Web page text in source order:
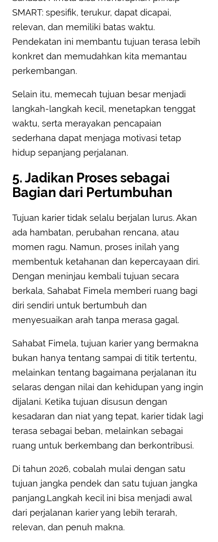
SMART: spesifik, terukur, dapat dicapai,
relevan, dan memiliki batas waktu.
Pendekatan ini membantu tujuan terasa lebih
konkret dan memudahkan kita memantau
perkembangan.
Selain itu, memecah tujuan besar menjadi
langkah-langkah kecil, menetapkan tenggat
waktu, serta merayakan pencapaian
sederhana dapat menjaga motivasi tetap
hidup sepanjang perjalanan.
5. Jadikan Proses sebagai
Bagian dari Pertumbuhan
Tujuan karier tidak selalu berjalan lurus. Akan
ada hambatan, perubahan rencana, atau
momen ragu. Namun, proses inilah yang
membentuk ketahanan dan kepercayaan diri.
Dengan meninjau kembali tujuan secara
berkala, Sahabat Fimela memberi ruang bagi
diri sendiri untuk bertumbuh dan
menyesuaikan arah tanpa merasa gagal.
Sahabat Fimela, tujuan karier yang bermakna
bukan hanya tentang sampai di titik tertentu,
melainkan tentang bagaimana perjalanan itu
selaras dengan nilai dan kehidupan yang ingin
dijalani. Ketika tujuan disusun dengan
kesadaran dan niat yang tepat, karier tidak lagi
terasa sebagai beban, melainkan sebagai
ruang untuk berkembang dan berkontribusi.
Di tahun 2026, cobalah mulai dengan satu
tujuan jangka pendek dan satu tujuan jangka
panjang.Langkah kecil ini bisa menjadi awal
dari perjalanan karier yang lebih terarah,
relevan, dan penuh makna.